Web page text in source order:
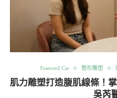
Featured Cat 整形雕塑
肌力雕塑打造腹肌線條！
吳芮